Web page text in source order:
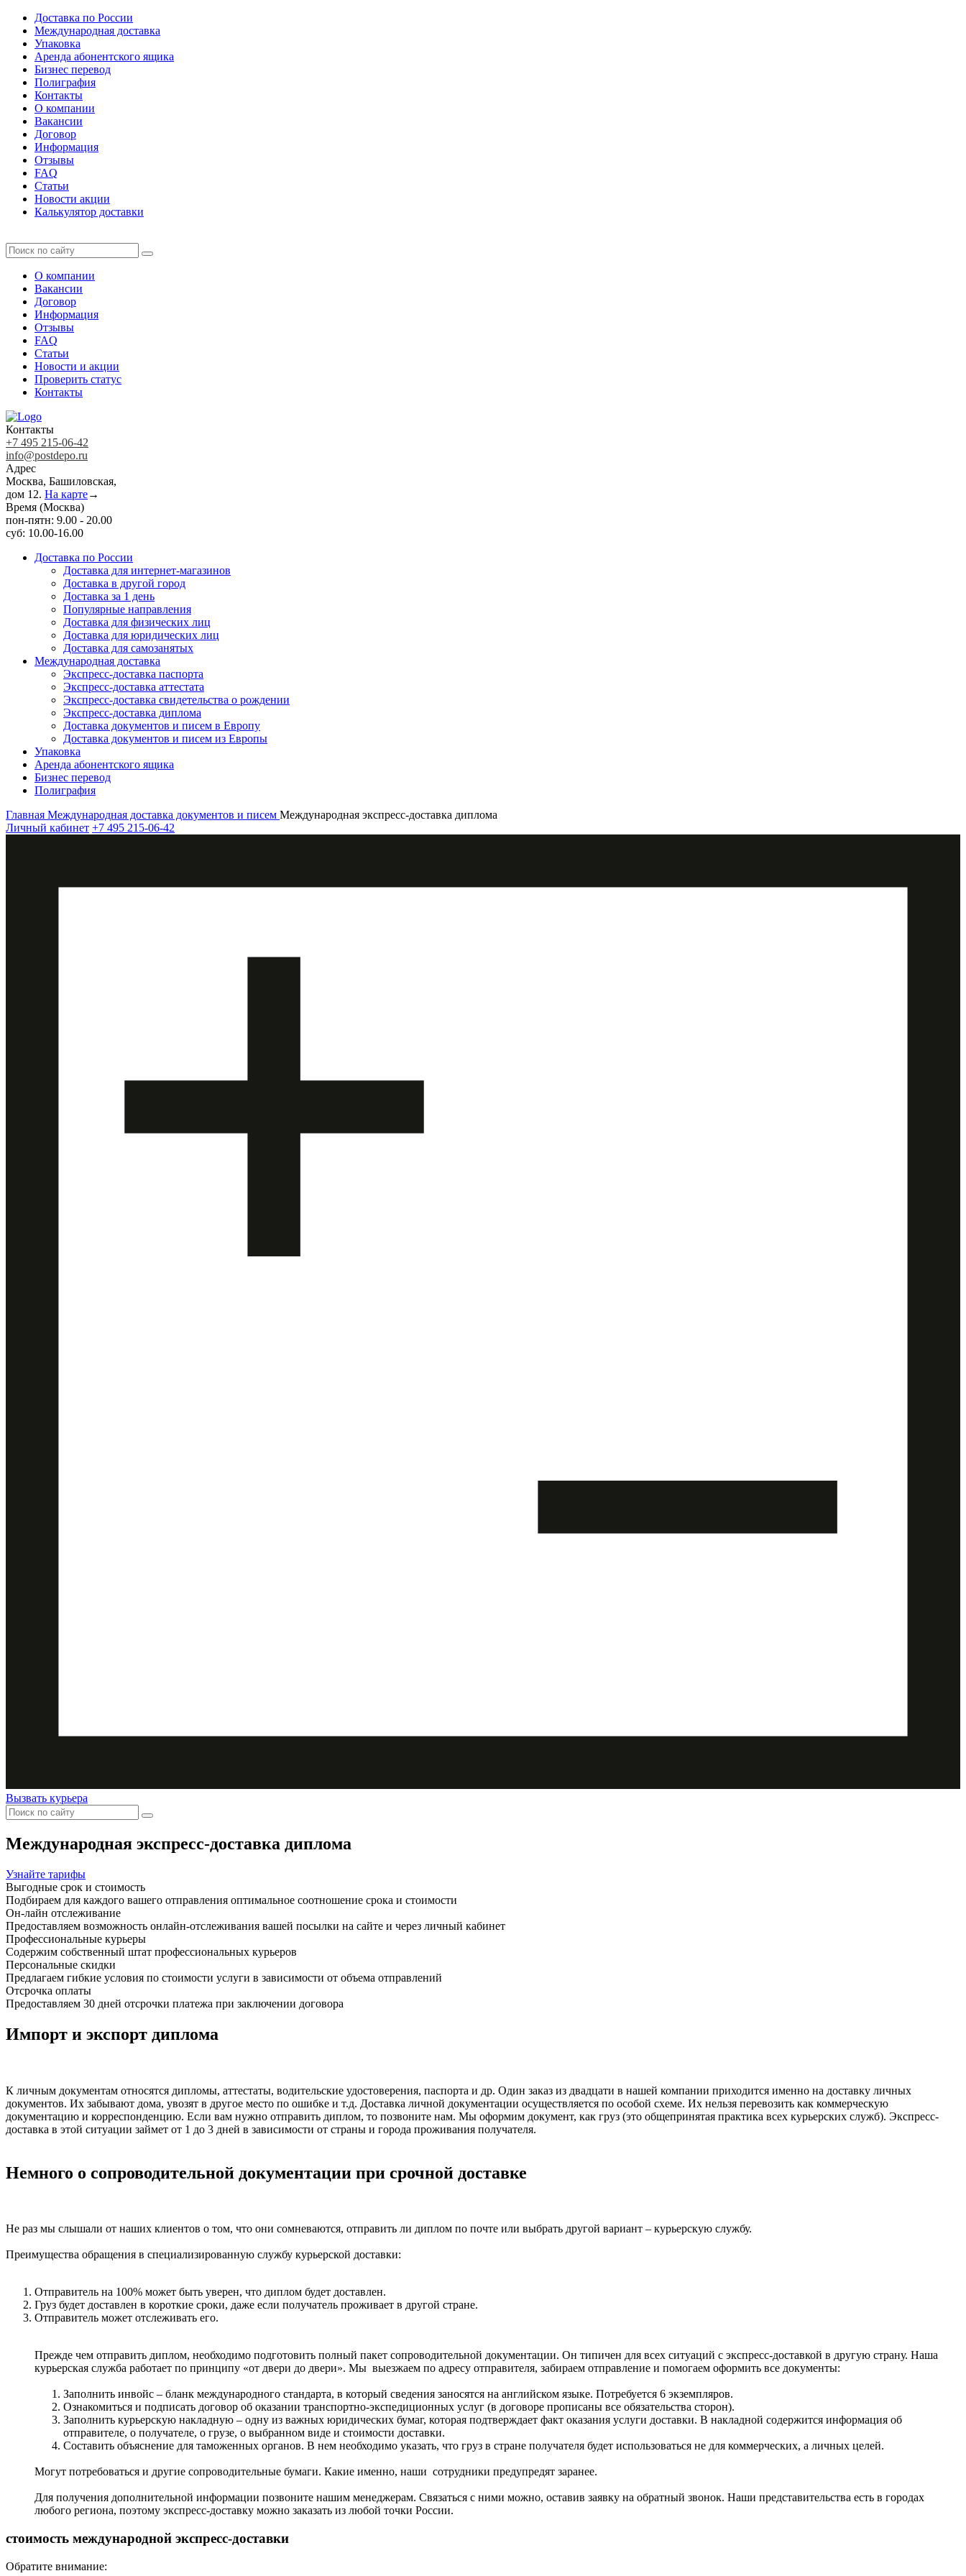
Доставка по России
Международная доставка
Упаковка
Аренда абонентского ящика
Бизнес перевод
Полиграфия
Контакты
О компании
Вакансии
Договор
Информация
Отзывы
FAQ
Статьи
Новости акции
Калькулятор доставки
О компании
Вакансии
Договор
Информация
Отзывы
FAQ
Статьи
Новости и акции
Проверить статус
Контакты
Контакты
+7 495 215-06-42
info@postdepo.ru
Адрес
Москва, Башиловская,
дом 12. На карте→
Время (Москва)
пон-пятн: 9.00 - 20.00
суб: 10.00-16.00
Доставка по России
Доставка для интернет-магазинов
Доставка в другой город
Доставка за 1 день
Популярные направления
Доставка для физических лиц
Доставка для юридических лиц
Доставка для самозанятых
Международная доставка
Экспресс-доставка паспорта
Экспресс-доставка аттестата
Экспресс-доставка свидетельства о рождении
Экспресс-доставка диплома
Доставка документов и писем в Европу
Доставка документов и писем из Европы
Упаковка
Аренда абонентского ящика
Бизнес перевод
Полиграфия
Главная Международная доставка документов и писем Международная экспресс-доставка диплома
Личный кабинет +7 495 215-06-42
Вызвать курьера
Международная экспресс-доставка диплома
Узнайте тарифы
Выгодные срок и стоимость
Подбираем для каждого вашего отправления оптимальное соотношение срока и стоимости
Он-лайн отслеживание
Предоставляем возможность онлайн-отслеживания вашей посылки на сайте и через личный кабинет
Профессиональные курьеры
Содержим собственный штат профессиональных курьеров
Персональные скидки
Предлагаем гибкие условия по стоимости услуги в зависимости от объема отправлений
Отсрочка оплаты
Предоставляем 30 дней отсрочки платежа при заключении договора
Импорт и экспорт диплома
К личным документам относятся дипломы, аттестаты, водительские удостоверения, паспорта и др. Один заказ из двадцати в нашей компании приходится именно на доставку личных
документов. Их забывают дома, увозят в другое место по ошибке и т.д. Доставка личной документации осуществляется по особой схеме. Их нельзя перевозить как коммерческую
документацию и корреспонденцию. Если вам нужно отправить диплом, то позвоните нам. Мы оформим документ, как груз (это общепринятая практика всех курьерских служб). Экспресс-
доставка в этой ситуации займет от 1 до 3 дней в зависимости от страны и города проживания получателя.
Немного о сопроводительной документации при срочной доставке
Не раз мы слышали от наших клиентов о том, что они сомневаются, отправить ли диплом по почте или выбрать другой вариант – курьерскую службу.
Преимущества обращения в специализированную службу курьерской доставки:
Отправитель на 100% может быть уверен, что диплом будет доставлен.
Груз будет доставлен в короткие сроки, даже если получатель проживает в другой стране.
Отправитель может отслеживать его.
Прежде чем отправить диплом, необходимо подготовить полный пакет сопроводительной документации. Он типичен для всех ситуаций с экспресс-доставкой в другую страну. Наша
курьерская служба работает по принципу «от двери до двери». Мы выезжаем по адресу отправителя, забираем отправление и помогаем оформить все документы:
Заполнить инвойс – бланк международного стандарта, в который сведения заносятся на английском языке. Потребуется 6 экземпляров.
Ознакомиться и подписать договор об оказании транспортно-экспедиционных услуг (в договоре прописаны все обязательства сторон).
Заполнить курьерскую накладную – одну из важных юридических бумаг, которая подтверждает факт оказания услуги доставки. В накладной содержится информация об
отправителе, о получателе, о грузе, о выбранном виде и стоимости доставки.
Составить объяснение для таможенных органов. В нем необходимо указать, что груз в стране получателя будет использоваться не для коммерческих, а личных целей.
Могут потребоваться и другие сопроводительные бумаги. Какие именно, наши сотрудники предупредят заранее.
Для получения дополнительной информации позвоните нашим менеджерам. Связаться с ними можно, оставив заявку на обратный звонок. Наши представительства есть в городах
любого региона, поэтому экспресс-доставку можно заказать из любой точки России.
стоимость международной экспресс-доставки
Обратите внимание: